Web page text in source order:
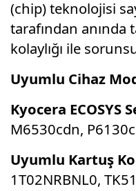
(chip) teknolojisi
tarafından anında
kolaylığı ile
Uyumlu Cihaz
Kyocera ECOSYS
M6530cdn,
Uyumlu Kartuş
1T02NRBNL0,